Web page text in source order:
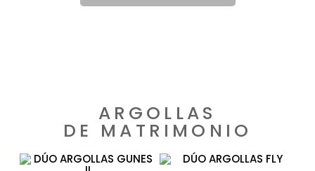
ARGOLLAS
DE MATRIMONIO